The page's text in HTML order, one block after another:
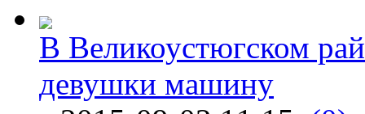
В Великоустюгском
девушки машину